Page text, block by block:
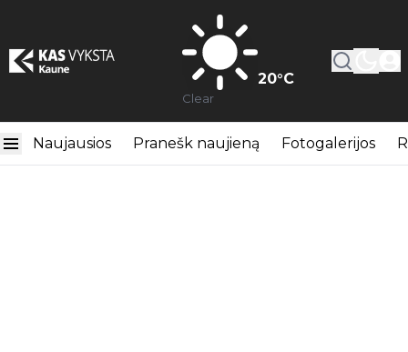
20°C
Clear
Naujausios Pranešk naujieną Fotogalerijos